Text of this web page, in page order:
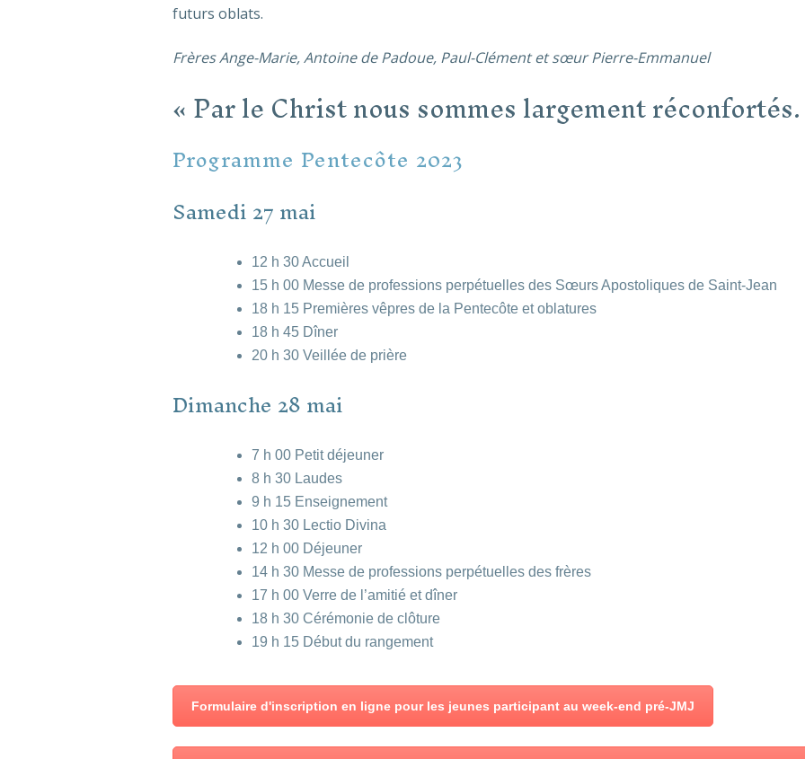
futurs oblats.
Frères Ange-Marie, Antoine de Padoue, Paul-Clément et sœur Pierre-Emmanuel
«Par le Christ nous sommes largement réconfortés.
Programme Pentecôte 2023
Samedi 27 mai
12 h 30 Accueil
15 h 00 Messe de professions perpétuelles des Sœurs Apostoliques de Saint-Jean
18 h 15 Premières vêpres de la Pentecôte et oblatures
18 h 45 Dîner
20 h 30 Veillée de prière
Dimanche 28 mai
7 h 00 Petit déjeuner
8 h 30 Laudes
9 h 15 Enseignement
10 h 30 Lectio Divina
12 h 00 Déjeuner
14 h 30 Messe de professions perpétuelles des frères
17 h 00 Verre de l’amitié et dîner
18 h 30 Cérémonie de clôture
19 h 15 Début du rangement
Formulaire d'inscription en ligne pour les jeunes participant au week-end pré-JMJ